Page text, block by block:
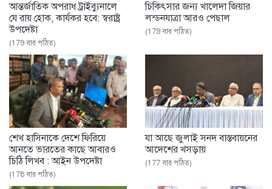
আন্তর্জাতিক অপরাধ ট্রাইব্যুনালে
যে রায় হোক, কার্যকর হবে: স্বরাষ্ট্র
উপদেষ্টা
(179 বার পঠিত)
চিকিৎসার জন্য খালেদা জিয়ার
লন্ডনযাত্রা আরও পেছাল
(179 বার পঠিত)
শেখ হাসিনাকে দেশে ফিরিয়ে
আনতে ভারতের কাছে আবারও
চিঠি লিখব : আইন উপদেষ্টা
(178 বার পঠিত)
যা আছে জুলাই সনদ বাস্তবায়নের
আদেশের খসড়ায়
(177 বার পঠিত)